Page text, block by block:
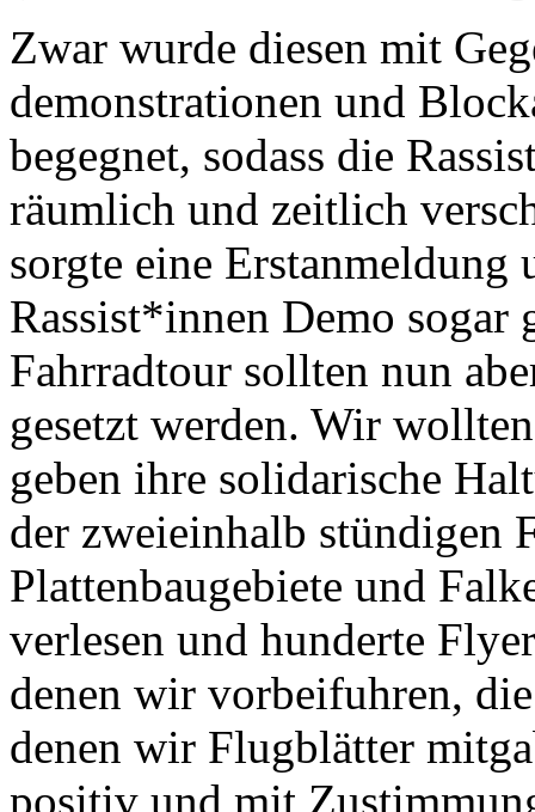
Zwar wurde diesen mit
demonstrationen und
begegnet, sodass die
räumlich und zeitlich
sorgte eine Erstanmeldung
Rassist*innen Demo
Fahrradtour sollten nun
gesetzt werden. Wir
geben ihre solidarische
der zweieinhalb stündigen
Plattenbaugebiete und
verlesen und hunderte
denen wir vorbeifuhren,
denen wir Flugblätter
positiv und mit